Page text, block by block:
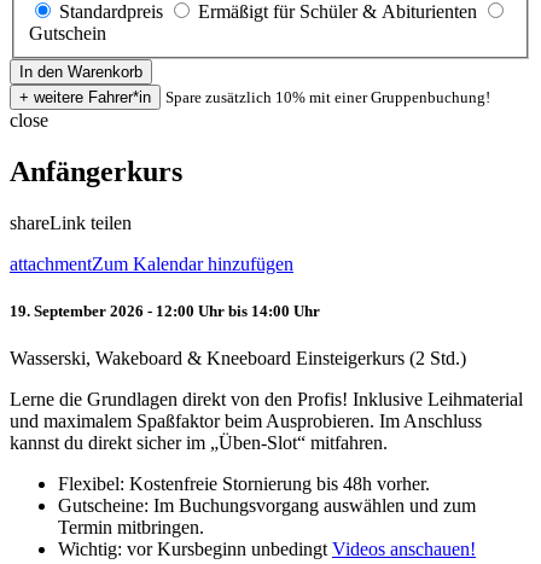
Standardpreis
Ermäßigt für Schüler & Abiturienten
Gutschein
Spare zusätzlich 10% mit einer Gruppenbuchung!
close
Anfängerkurs
shareLink teilen
attachmentZum Kalendar hinzufügen
19. September 2026 - 12:00 Uhr bis 14:00 Uhr
Wasserski, Wakeboard & Kneeboard Einsteigerkurs (2 Std.)
Lerne die Grundlagen direkt von den Profis! Inklusive Leihmaterial
und maximalem Spaßfaktor beim Ausprobieren. Im Anschluss
kannst du direkt sicher im „Üben-Slot“ mitfahren.
Flexibel: Kostenfreie Stornierung bis 48h vorher.
Gutscheine: Im Buchungsvorgang auswählen und zum
Termin mitbringen.
Wichtig: vor Kursbeginn unbedingtVideos anschauen!